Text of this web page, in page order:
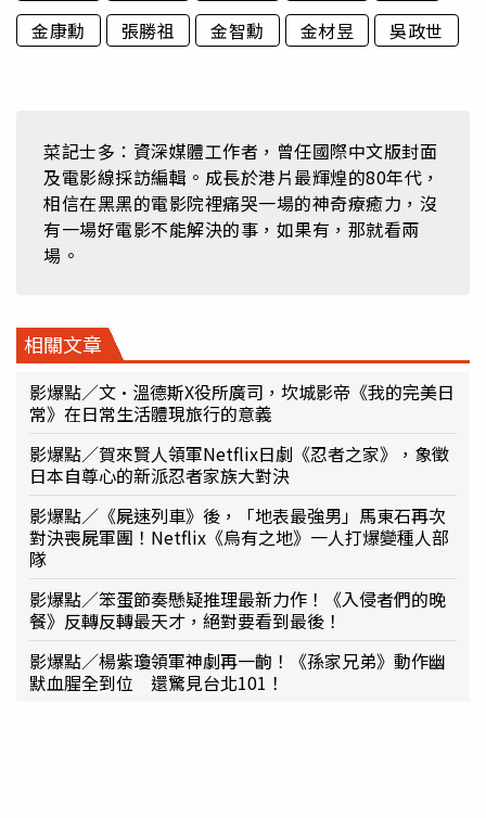
金康勳
張勝祖 金智勳 金材昱 吳政世
菜記士多：資深媒體工作者，曾任國際中文版封面
及電影線採訪編輯。成長於港片最輝煌的80年代，
相信在黑黑的電影院裡痛哭一場的神奇療癒力，沒
有一場好電影不能解決的事，如果有，那就看兩
場。
相關文章
影爆點／文·溫德斯X役所廣司，坎城影帝《我的完美日
常》在日常生活體現旅行的意義
影爆點／賀來賢人領軍Netflix日劇《忍者之家》，象徵
日本自尊心的新派忍者家族大對決
影爆點／《屍速列車》後，「地表最強男」馬東石再次
對決喪屍軍團！Netflix《烏有之地》一人打爆變種人部
隊
影爆點／笨蛋節奏懸疑推理最新力作！《入侵者們的晚
餐》反轉反轉最天才，絕對要看到最後！
影爆點／楊紫瓊領軍神劇再一齣！《孫家兄弟》動作幽
默血腥全到位 還驚見台北101！